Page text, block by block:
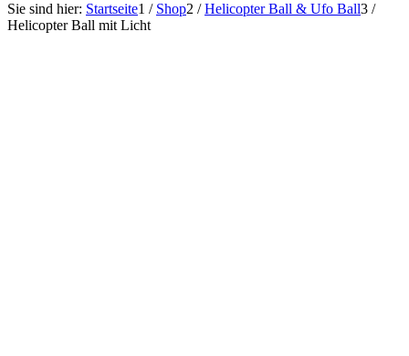
Sie sind hier: Startseite1 / Shop2 / Helicopter Ball & Ufo Ball3 /
Helicopter Ball mit Licht